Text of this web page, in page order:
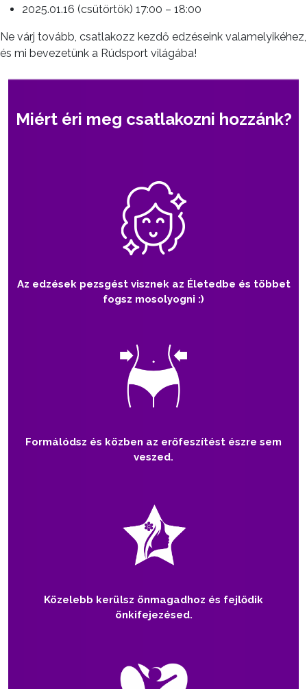
2025.01.16 (csütörtök) 17:00 – 18:00
Ne várj tovább, csatlakozz kezdő edzéseink valamelyikéhez,
és mi bevezetünk a Rúdsport világába!
Miért éri meg csatlakozni hozzánk?
Az edzések pezsgést visznek az Életedbe és többet
fogsz mosolyogni :)
Formálódsz és közben az erőfeszítést észre sem
veszed.
Közelebb kerülsz önmagadhoz és fejlődik
önkifejezésed.